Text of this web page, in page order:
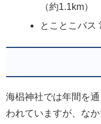
（約1.1km）
とことこバス
海椙神社では年間を
われていますが、な